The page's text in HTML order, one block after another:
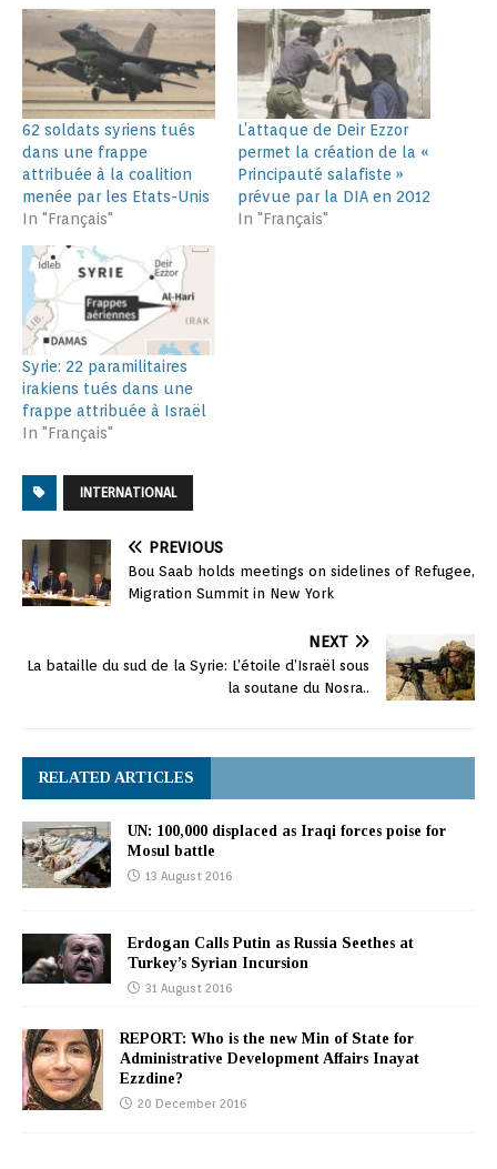
62 soldats syriens tués
dans une frappe
attribuée à la coalition
menée par les Etats-Unis
In "Français"
L’attaque de Deir Ezzor
permet la création de la «
Principauté salafiste »
prévue par la DIA en 2012
In "Français"
Syrie: 22 paramilitaires
irakiens tués dans une
frappe attribuée à Israël
In "Français"
INTERNATIONAL
PREVIOUS
Bou Saab holds meetings on sidelines of Refugee,
Migration Summit in New York
NEXT
La bataille du sud de la Syrie: L’étoile d’Israël sous
la soutane du Nosra..
RELATED ARTICLES
UN: 100,000 displaced as Iraqi forces poise for
Mosul battle
13 August 2016
Erdogan Calls Putin as Russia Seethes at
Turkey’s Syrian Incursion
31 August 2016
REPORT: Who is the new Min of State for
Administrative Development Affairs Inayat
Ezzdine?
20 December 2016